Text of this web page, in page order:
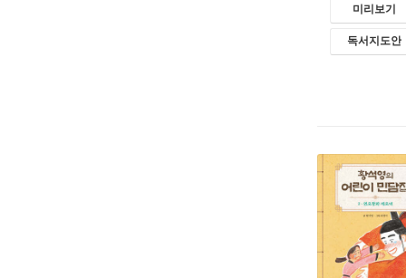
미리보기
독서지도안